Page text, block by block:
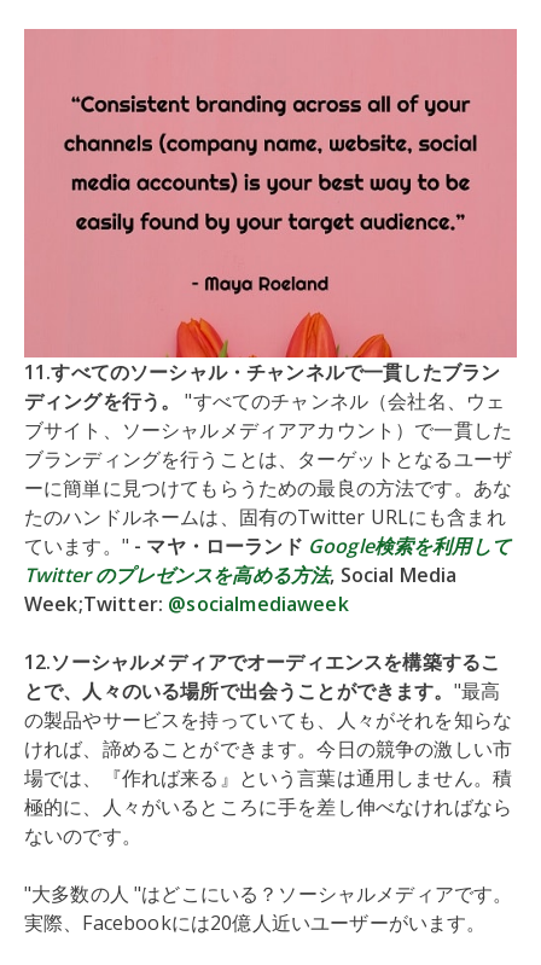
11.すべてのソーシャル・チャンネルで一貫したブラン
ディングを行う。
"すべてのチャンネル（会社名、ウェ
ブサイト、ソーシャルメディアアカウント）で一貫した
ブランディングを行うことは、ターゲットとなるユーザ
ーに簡単に見つけてもらうための最良の方法です。あな
たのハンドルネームは、固有のTwitter URLにも含まれ
ています。" - マヤ・ローランド Google検索を利用して
Twitter のプレゼンスを高める方法, Social Media
Week;Twitter: @socialmediaweek
12.ソーシャルメディアでオーディエンスを構築するこ
とで、人々のいる場所で出会うことができます。 "最高
の製品やサービスを持っていても、人々がそれを知らな
ければ、諦めることができます。今日の競争の激しい市
場では、『作れば来る』という言葉は通用しません。積
極的に、人々がいるところに手を差し伸べなければなら
ないのです。
"大多数の人 "はどこにいる？ソーシャルメディアです。
実際、Facebookには20億人近いユーザーがいます。